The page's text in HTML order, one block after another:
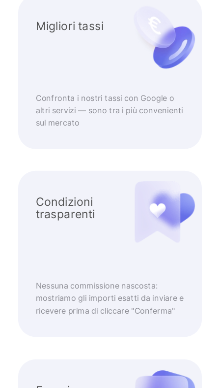
Migliori tassi
Confronta i nostri tassi con Google o
altri servizi — sono tra i più convenienti
sul mercato
Condizioni
trasparenti
Nessuna commissione nascosta:
mostriamo gli importi esatti da inviare e
ricevere prima di cliccare "Conferma"